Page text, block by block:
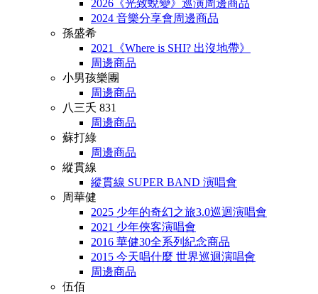
2026《光致蛻變》巡演周邊商品
2024 音樂分享會周邊商品
孫盛希
2021《Where is SHI? 出沒地帶》
周邊商品
小男孩樂團
周邊商品
八三夭 831
周邊商品
蘇打綠
周邊商品
縱貫線
縱貫線 SUPER BAND 演唱會
周華健
2025 少年的奇幻之旅3.0巡迴演唱會
2021 少年俠客演唱會
2016 華健30全系列紀念商品
2015 今天唱什麼 世界巡迴演唱會
周邊商品
伍佰